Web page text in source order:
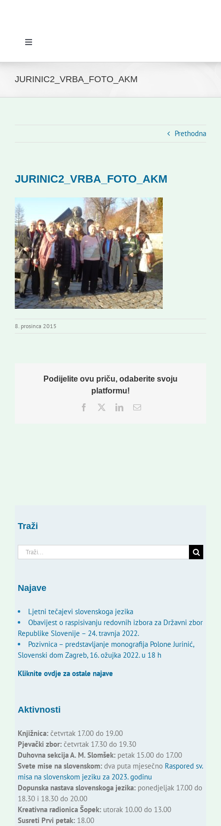
Toggle
Novosti
Kontakti
Novi odmev – naše glasilo
Izdavaštvo
Korisne informacije
JURINIC2_VRBA_FOTO_AKM
Prethodna
JURINIC2_VRBA_FOTO_AKM
8. prosinca 2015
Podijelite ovu priču, odaberite svoju
platformu!
Facebook
TwitterLinkedInEmail:
Traži
Traži...
Najave
Ljetni tečajevi slovenskoga jezika
Obavijest o raspisivanju redovnih izbora za Državni zbor
Republike Slovenije – 24. travnja 2022.
Pozivnica – predstavljanje monografija Polone Jurinić,
Slovenski dom Zagreb, 16. ožujka 2022. u 18 h
Kliknite ovdje za ostale najave
Aktivnosti
Knjižnica:četvrtak 17.00 do 19.00
Pjevački zbor:četvrtak 17.30 do 19.30
Duhovna sekcija A. M. Slomšek:petak 15.00 do 17.00
Svete mise na slovenskom:dva puta mjesečno Raspored sv.
misa na slovenskom jeziku za 2023. godinu
Dopunska nastava slovenskoga jezika:ponedjeljak 17.00 do
18.30 i 18.30 do 20.00
Kreativna radionica Šopek:utorak 10.00 do 13.00
Susreti Prvi petak:18.00